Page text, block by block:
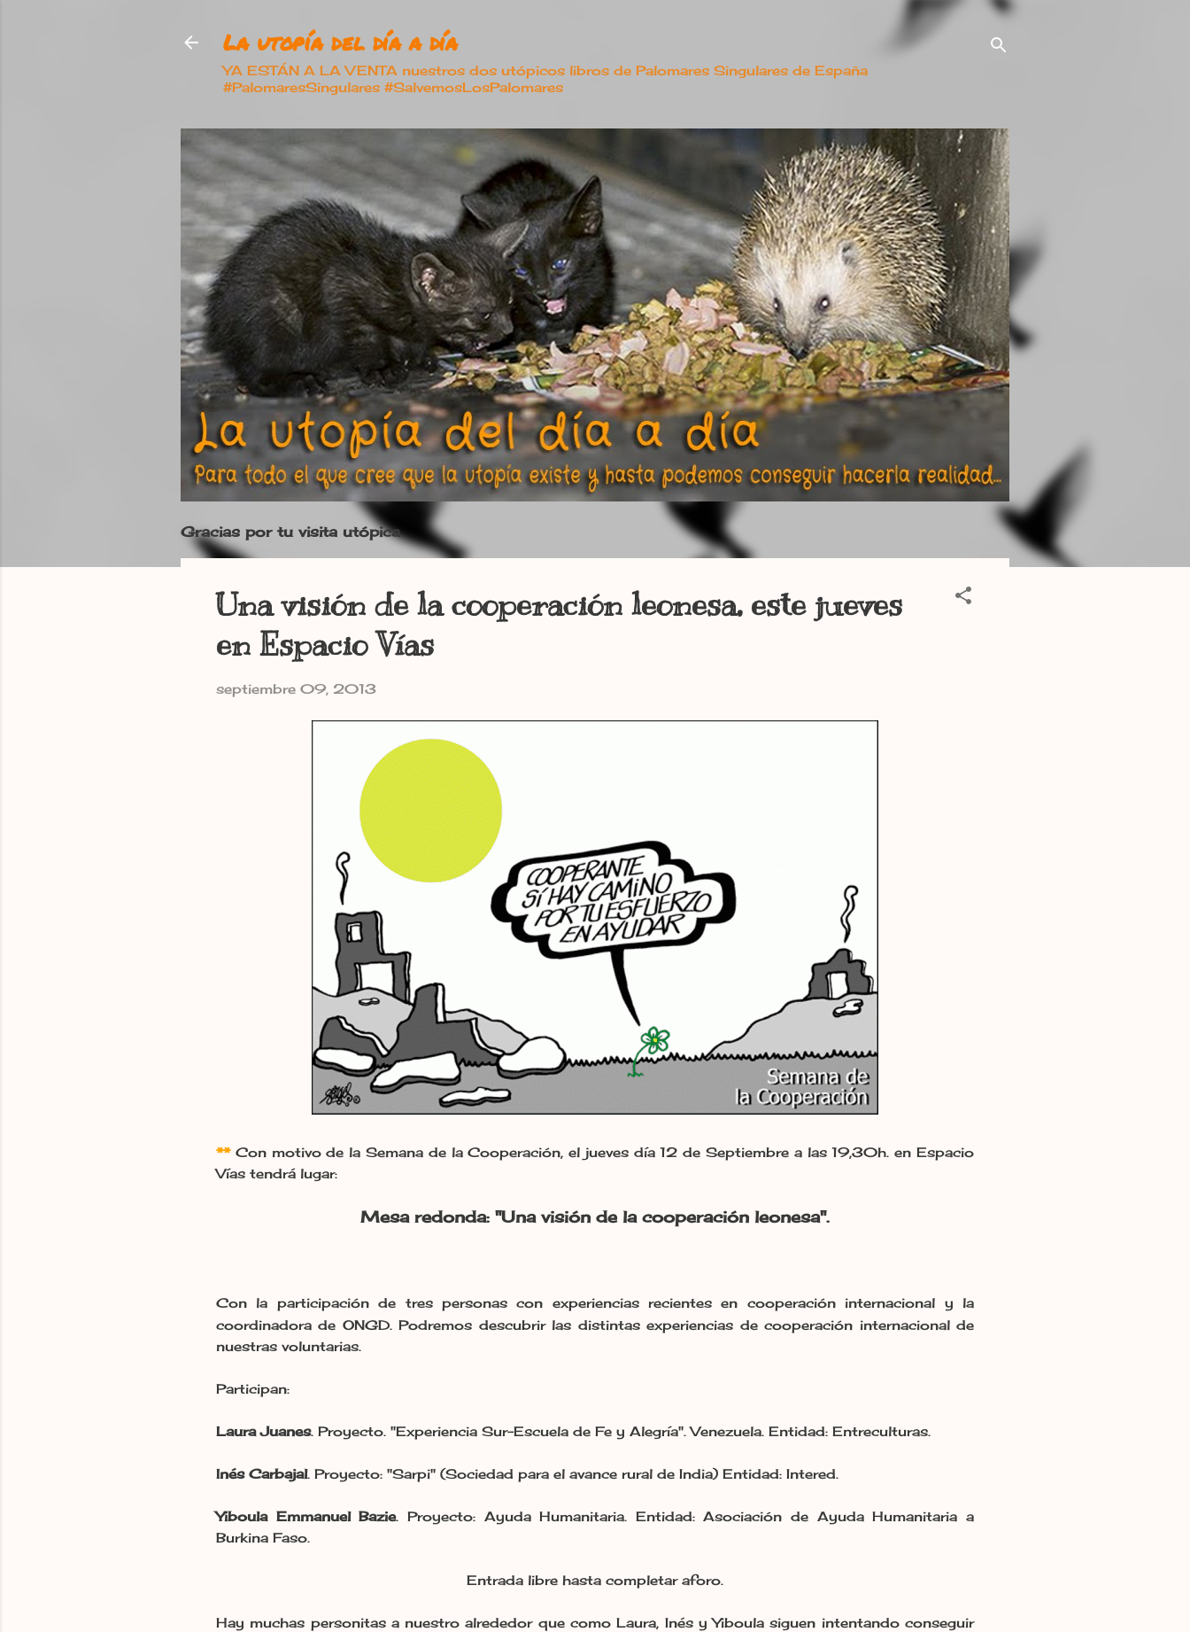
La utopía del día a día
YA ESTÁN A LA VENTA nuestros dos utópicos libros de Palomares Singulares de España
#PalomaresSingulares #SalvemosLosPalomares
Gracias por tu visita utópica
Una visión de la cooperación leonesa, este jueves
en Espacio Vías
septiembre 09, 2013
**Con motivo de la Semana de la Cooperación, el jueves día 12 de Septiembre a las 19,30h. en Espacio
Vías tendrá lugar:
Mesa redonda: "Una visión de la cooperación leonesa".
Con la participación de tres personas con experiencias recientes en cooperación internacional y la
coordinadora de ONGD. Podremos descubrir las distintas experiencias de cooperación internacional de
nuestras voluntarias.
Participan:
Laura Juanes. Proyecto. "Experiencia Sur-Escuela de Fe y Alegría". Venezuela. Entidad: Entreculturas.
Inés Carbajal. Proyecto: "Sarpi" (Sociedad para el avance rural de India) Entidad: Intered.
Yiboula Emmanuel Bazie. Proyecto: Ayuda Humanitaria. Entidad: Asociación de Ayuda Humanitaria a
Burkina Faso.
Entrada libre hasta completar aforo.
Hay muchas personitas a nuestro alrededor que como Laura, Inés y Yiboula siguen intentando conseguir